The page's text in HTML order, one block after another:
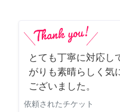
とても丁寧に対応し
がりも素晴らしく気
ございました。
依頼されたチケット